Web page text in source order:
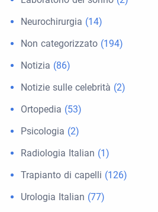
Neurochirurgia (14)
Non categorizzato (194)
Notizia (86)
Notizie sulle celebrità (2)
Ortopedia (53)
Psicologia (2)
Radiologia Italian (1)
Trapianto di capelli (126)
Urologia Italian (77)